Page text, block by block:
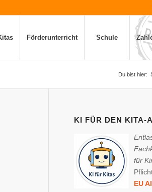
Förderunterricht Schule
Du bist hier:
KI FÜR DEN KITA-
für
EU